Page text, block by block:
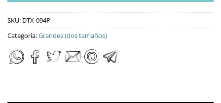
SKU: DTX-094P
Categoría:Grandes (dos tamaños)